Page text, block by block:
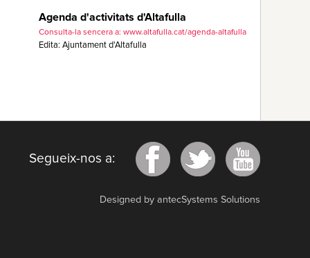
Agenda d'activitats d'Altafulla
Consulta-la sencera a: www.altafulla.cat/agenda-altafulla
Edita: Ajuntament d'Altafulla
Segueix-nos a:
Designed by antecSystems Solutions